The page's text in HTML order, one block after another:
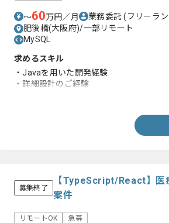
〜60万円／月 業務委託(フリーラ
肥後橋(大阪府)/一部リモート
MySQL
求めるスキル
・Javaを用いた開発経験
・詳細設計のご経験
募集終了
【TypeScript/React】医
案件
リモートOK 急募